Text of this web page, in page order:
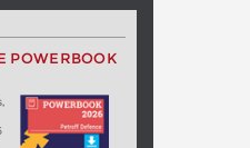
POWERBOOK